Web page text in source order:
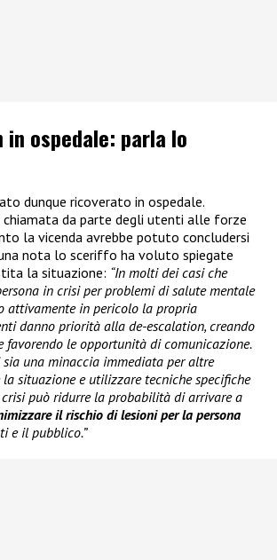
in ospedale: parla lo
dunque ricoverato in ospedale.
da parte degli utenti alle forze
la vicenda avrebbe potuto concludersi
nota lo sceriffo ha voluto spiegate
la situazione: “In molti dei casi che
in crisi per problemi di salute mentale
attivamente in pericolo la propria
danno priorità alla de-escalation, creando
favorendo le opportunità di comunicazione.
sia una minaccia immediata per altre
la situazione e utilizzare tecniche specifiche
può ridurre la probabilità di arrivare a
il rischio di lesioni per la persona
e il pubblico.”